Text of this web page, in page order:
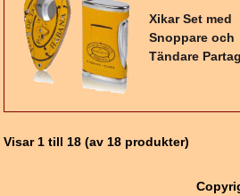
Xikar Set med
Snoppare och
Tändare
Visar1 till18 (av18 produkter)